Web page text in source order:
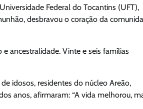
Federal do Tocantins (UFT),
desbravou o coração da
ancestralidade. Vinte e seis famílias
idosos, residentes do núcleo Areão,
anos, afirmaram: “A vida melhorou,